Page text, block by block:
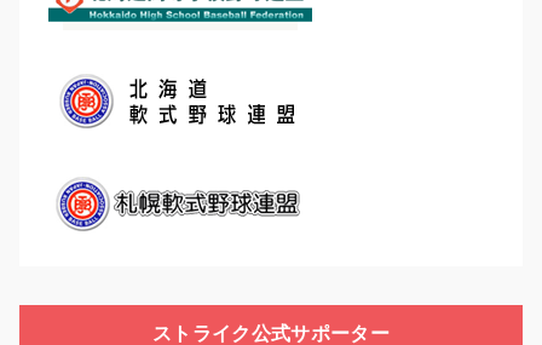
ストライク公式サポーター